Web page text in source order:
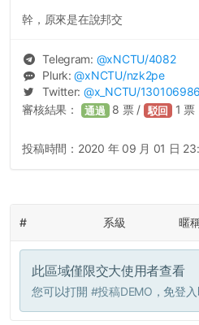
幹，原來是在說邦交
Telegram: @xNCTU/4082
Plurk:@xNCTU/nzk2pe
Twitter: @x_NCTU/
審核結果： 通過 8 票 / 駁回 1 票
投稿時間： 2020 年 09 月 01 日
# 系級 暱
此區域僅限交大使用者查看
您可以打開 #投稿DEMO ，免登